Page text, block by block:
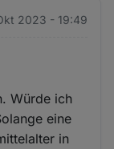
2023 - 19:49
Würde ich
eine
in